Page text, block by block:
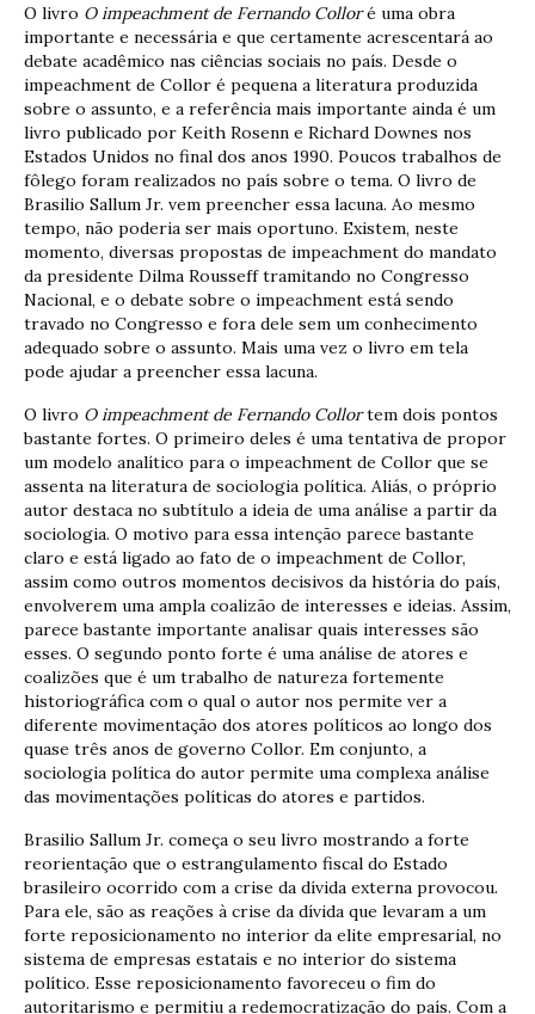
O livro O impeachment de Fernando Colloré uma obra
importante e necessária e que certamente acrescentará ao
debate acadêmico nas ciências sociais no país. Desde o
impeachment de Collor é pequena a literatura produzida
sobre o assunto, e a referência mais importante ainda é um
livro publicado por Keith Rosenn e Richard Downes nos
Estados Unidos no final dos anos 1990. Poucos trabalhos de
fôlego foram realizados no país sobre o tema. O livro de
Brasilio Sallum Jr. vem preencher essa lacuna. Ao mesmo
tempo, não poderia ser mais oportuno. Existem, neste
momento, diversas propostas de impeachment do mandato
da presidente Dilma Rousseff tramitando no Congresso
Nacional, e o debate sobre o impeachment está sendo
travado no Congresso e fora dele sem um conhecimento
adequado sobre o assunto. Mais uma vez o livro em tela
pode ajudar a preencher essa lacuna.
O livro O impeachment de Fernando Collortem dois pontos
bastante fortes. O primeiro deles é uma tentativa de propor
um modelo analítico para o impeachment de Collor que se
assenta na literatura de sociologia política. Aliás, o próprio
autor destaca no subtítulo a ideia de uma análise a partir da
sociologia. O motivo para essa intenção parece bastante
claro e está ligado ao fato de o impeachment de Collor,
assim como outros momentos decisivos da história do país,
envolverem uma ampla coalizão de interesses e ideias. Assim,
parece bastante importante analisar quais interesses são
esses. O segundo ponto forte é uma análise de atores e
coalizões que é um trabalho de natureza fortemente
historiográfica com o qual o autor nos permite ver a
diferente movimentação dos atores políticos ao longo dos
quase três anos de governo Collor. Em conjunto, a
sociologia política do autor permite uma complexa análise
das movimentações políticas do atores e partidos.
Brasilio Sallum Jr. começa o seu livro mostrando a forte
reorientação que o estrangulamento fiscal do Estado
brasileiro ocorrido com a crise da dívida externa provocou.
Para ele, são as reações à crise da dívida que levaram a um
forte reposicionamento no interior da elite empresarial, no
sistema de empresas estatais e no interior do sistema
político. Esse reposicionamento favoreceu o fim do
autoritarismo e permitiu a redemocratização do país. Com a